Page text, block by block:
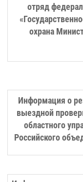
отряд
охрана
Информация о
выездной
областного
Российского